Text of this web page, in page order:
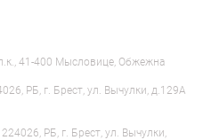
41-400 Мысловице, Обжежна
РБ, г. Брест, ул. Вычулки, д.129А
РБ, г. Брест, ул. Вычулки,